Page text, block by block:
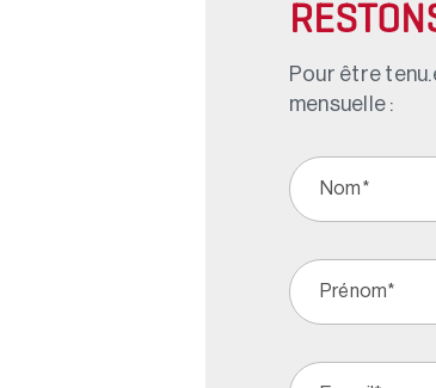
Pour être
mensuelle :